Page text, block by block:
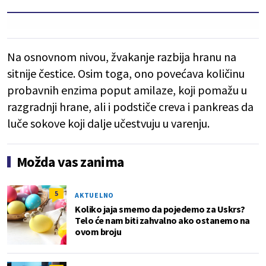
Na osnovnom nivou, žvakanje razbija hranu na
sitnije čestice. Osim toga, ono povećava količinu
probavnih enzima poput amilaze, koji pomažu u
razgradnji hrane, ali i podstiče creva i pankreas da
luče sokove koji dalje učestvuju u varenju.
Možda vas zanima
5 AKTUELNO
Koliko jaja smemo da pojedemo za Uskrs?
Telo će nam biti zahvalno ako ostanemo na
ovom broju